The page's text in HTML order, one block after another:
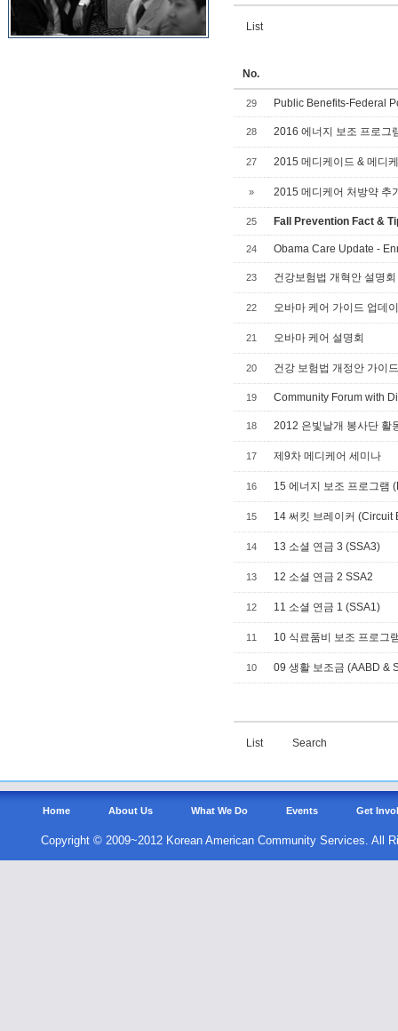
List
No.
29 Public Benefits-Federal
28 2016 에너지 보조 프로그
27 2015 메디케이드 & 메디
» 2015 메디케어 처방약 추
25 Fall Prevention Fact &
24 Obama Care Update -
23 건강보험법 개혁안 설명회
22 오바마 케어 가이드 업데
21 오바마 케어 설명회
20 건강 보험법 개정안 가이드
19 Community Forum with
18 2012 은빛날개 봉사단 활
17 제9차 메디케어 세미나
16 15 에너지 보조 프로그램
15 14 써킷 브레이커 (Circuit
14 13 소셜 연금 3 (SSA3)
13 12 소셜 연금 2 SSA2
12 11 소셜 연금 1 (SSA1)
11 10 식료품비 보조 프로그
10 09 생활 보조금 (AABD &
List Search
Home About Us What We Do Events Get
Copyright © 2009~2012 Korean American Community Services. All